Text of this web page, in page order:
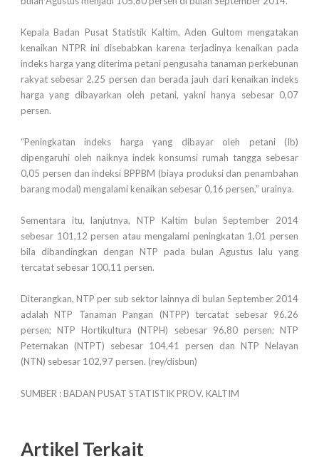
Kepala Badan Pusat Statistik Kaltim, Aden Gultom mengatakan
kenaikan NTPR ini disebabkan karena terjadinya kenaikan pada
indeks harga yang diterima petani pengusaha tanaman perkebunan
rakyat sebesar 2,25 persen dan berada jauh dari kenaikan indeks
harga yang dibayarkan oleh petani, yakni hanya sebesar 0,07
persen.
“Peningkatan indeks harga yang dibayar oleh petani (Ib)
dipengaruhi oleh naiknya indek konsumsi rumah tangga sebesar
0,05 persen dan indeksi BPPBM (biaya produksi dan penambahan
barang modal) mengalami kenaikan sebesar 0,16 persen,” urainya.
Sementara itu, lanjutnya, NTP Kaltim bulan September 2014
sebesar 101,12 persen atau mengalami peningkatan 1,01 persen
bila dibandingkan dengan NTP pada bulan Agustus lalu yang
tercatat sebesar 100,11 persen.
Diterangkan, NTP per sub sektor lainnya di bulan September 2014
adalah NTP Tanaman Pangan (NTPP) tercatat sebesar 96,26
persen; NTP Hortikultura (NTPH) sebesar 96,80 persen; NTP
Peternakan (NTPT) sebesar 104,41 persen dan NTP Nelayan
(NTN) sebesar 102,97 persen. (rey/disbun)
SUMBER : BADAN PUSAT STATISTIK PROV. KALTIM
Artikel Terkait